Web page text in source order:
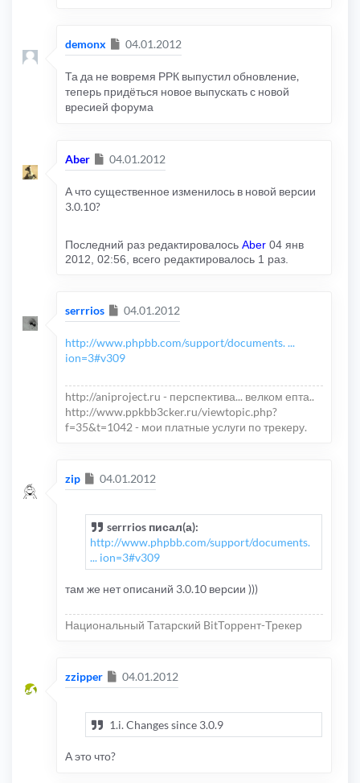
demonx Сообщение
04.01.2012
Та да не вовремя РРК выпустил обновление,
теперь придёться новое выпускать с новой
вресией форума
Aber Сообщение
04.01.2012
А что существенное изменилось в новой версии
3.0.10?
Последний раз редактировалось Aber 04 янв
2012, 02:56, всего редактировалось 1 раз.
serrrios Сообщение
04.01.2012
http://www.phpbb.com/support/documents. ...
ion=3#v309
http://aniproject.ru - перспектива... велком епта..
http://www.ppkbb3cker.ru/viewtopic.php?
f=35&t=1042 - мои платные услуги по трекеру.
zip Сообщение
04.01.2012
serrrios писал(а):
http://www.phpbb.com/support/documents.
... ion=3#v309
там же нет описаний 3.0.10 версии )))
Национальный Татарский BitТоррент-Трекер
zzipper Сообщение
04.01.2012
1.i. Changes since 3.0.9
А это что?